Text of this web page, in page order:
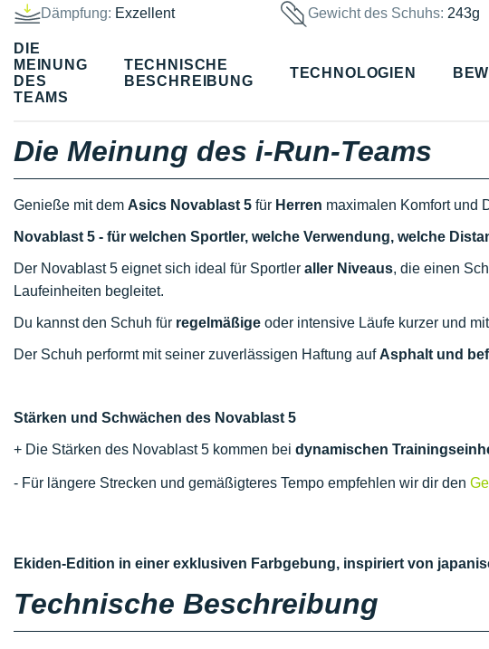
Dämpfung: Exzellent Gewicht des Schuhs: 243g
DIE
MEINUNG
DES
TEAMS
TECHNISCHE
BESCHREIBUNG
TECHNOLOGIEN
Die Meinung des i-Run-Teams
Genieße mit dem Asics Novablast 5 für Herren maximalen Komfort und
Novablast 5 - für welchen Sportler, welche Verwendung, welche
Der Novablast 5 eignet sich ideal für Sportler aller Niveaus, die einen
Laufeinheiten begleitet.
Du kannst den Schuh für regelmäßige oder intensive Läufe kurzer und
Der Schuh performt mit seiner zuverlässigen Haftung auf Asphalt und
Stärken und Schwächen des Novablast 5
+ Die Stärken des Novablast 5 kommen bei dynamischen
- Für längere Strecken und gemäßigteres Tempo empfehlen wir dir den
Ekiden-Edition in einer exklusiven Farbgebung, inspiriert von
Technische Beschreibung